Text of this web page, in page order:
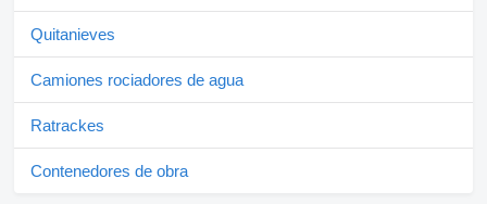
Quitanieves
Camiones rociadores de agua
Ratrackes
Contenedores de obra